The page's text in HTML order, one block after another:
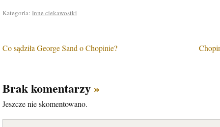
Kategoria: Inne ciekawostki
Co sądziła George Sand o Chopinie?
Brak komentarzy»
Jeszcze nie skomentowano.